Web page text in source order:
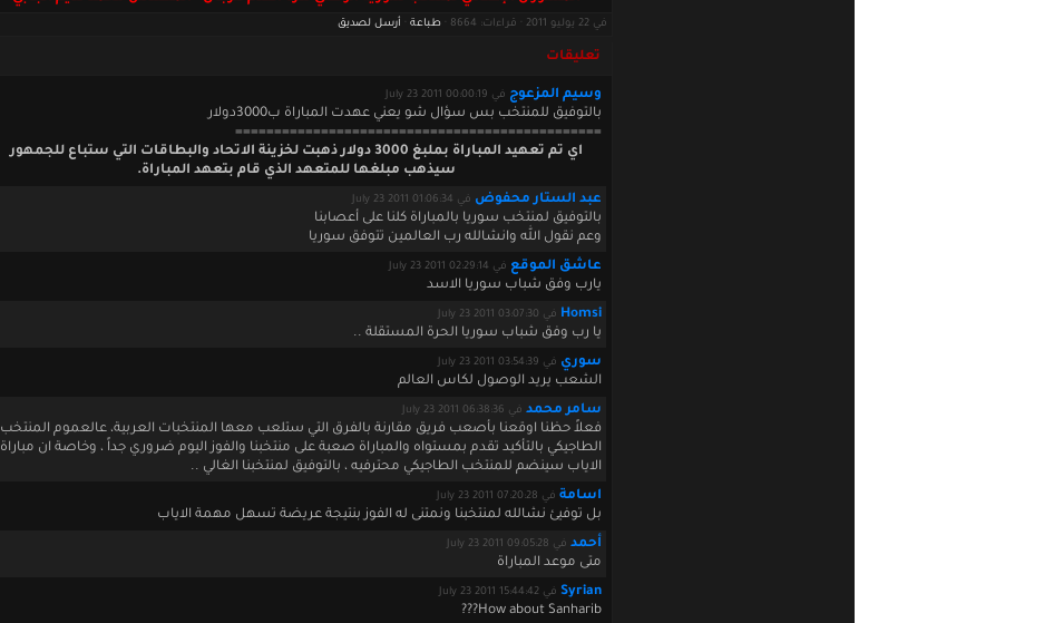
في 22 يوليو 2011 · قراءات: 8664 · طباعة أرسل لصديق
تعليقات
وسيم المزعوج في July 23 2011 00:00:19
بالتوفيق للمنتخب بس سؤال شو يعني عهدت المباراة ب3000دولار
===============================================
اي تم تعهيد المباراة بملبغ 3000 دولار ذهبت لخزينة الاتحاد والبطاقات التي ستباع للجمهور
سيذهب مبلغها للمتعهد الذي قام بتعهد المباراة.
عبد الستار محفوض في July 23 2011 01:06:34
بالتوفيق لمنتخب سوريا بالمباراة كلنا على أعصابنا
وعم نقول الله وانشالله رب العالمين تتوفق سوريا
عاشق الموقع في July 23 2011 02:29:14
يارب وفق شباب سوريا الاسد
Homsi في July 23 2011 03:07:30
يا رب وفق شباب سوريا الحرة المستقلة ..
سوري في July 23 2011 03:54:39
الشعب يريد الوصول لكاس العالم
سامر محمد في July 23 2011 06:38:36
فعلاً حظنا اوقعنا بأصعب فريق مقارنة بالفرق التي ستلعب معها المنتخبات العربية، عالعموم المنتخب
الطاجيكي بالتأكيد تقدم بمستواه والمباراة صعبة على منتخبنا والفوز اليوم ضروري جداً ، وخاصة ان مباراة
الاياب سينضم للمنتخب الطاجيكي محترفيه ، بالتوفيق لمنتخبنا الغالي ..
اسامة في July 23 2011 07:20:28
بل توفيئ نشالله لمنتخبنا ونمتنى له الفوز بنتيجة عريضة تسهل مهمة الاياب
أحمد في July 23 2011 09:05:28
متى موعد المباراة
Syrian في July 23 2011 15:44:42
How about Sanharib???